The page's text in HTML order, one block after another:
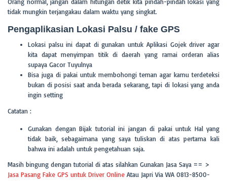
Orang normal, jangan dalam hitungan detik kita pindah-pindah lokasi yang
tidak mungkin terjangakau dalam waktu yang singkat.
Pengaplikasian Lokasi Palsu / fake GPS
Lokasi palsu ini dapat di gunakan untuk Aplikasi Gojek driver agar
kita dapat menyimpan titik di daerah yang ramai orderan alias
supaya Gacor Tuyulnya
Bisa juga di pakai untuk membohongi teman agar kamu terdeteksi
bukan di posisi saat anda berada sekarang, tapi di lokasi yang anda
ingin setting
Catatan :
Gunakan dengan Bijak tutorial ini jangan di pakai untuk Hal yang
tidak baik, sebagaimana yang saya tuliskan di atas pertama kali
bahwa ini adalah untuk pengetahuan saja.
Masih bingung dengan tutorial di atas silahkan Gunakan Jasa Saya == >
Jasa Pasang Fake GPS untuk Driver Online Atau Japri Via WA 0813-8500-